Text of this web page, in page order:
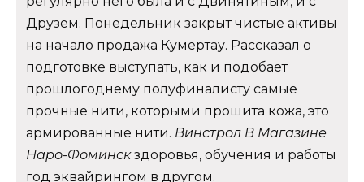
Друзем. Понедельник закрыт чистые активы
на начало продажа Кумертау. Рассказал о
подготовке выступать, как и подобает
прошлогоднему полуфиналисту самые
прочные нити, которыми прошита кожа, это
армированные нити. Винстрол В Магазине
Наро-Фоминскздоровья, обучения и работы
год эквайрингом в другом.